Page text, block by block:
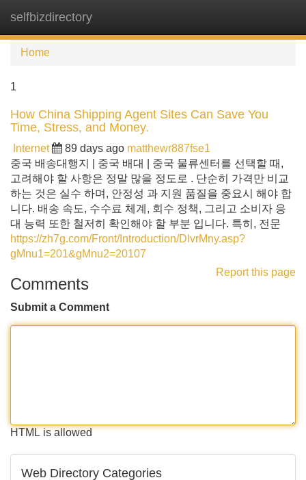
selfbizdirectory
Home
1
How China Shipping Agent Sites Can Save You
Time, Stress, and Money.
Internet 89 days ago matthewr887fse1
중국 배송대행지 | 중국 배대 | 중국 물류센터를 선택할 때,
고려해야 할 사항은 정말 많을 정도로 . 단순히 가격만 비교
하는 것은 실수 하며, 안정성 과 지원 품질을 중요시 해야 합
니다. 배송 속도, 수수료 체계, 회수 정책, 그리고 소비자 응
대 능력 또한 철저히 확인해야 할 부분 입니다. 특히, 전문
https://zh7g.com/Front/Introduction/DlvrMny.asp?
gMnu1=201&gMnu2=20107
Report this page
Comments
Submit a Comment
HTML is allowed
Web Directory Categories